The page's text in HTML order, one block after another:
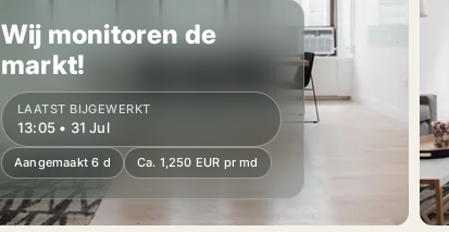
Wij monitoren de
markt!
LAATST BIJGEWERKT
13:05 • 31 Jul
Aangemaakt 6 d Ca. 1,250 EUR pr md